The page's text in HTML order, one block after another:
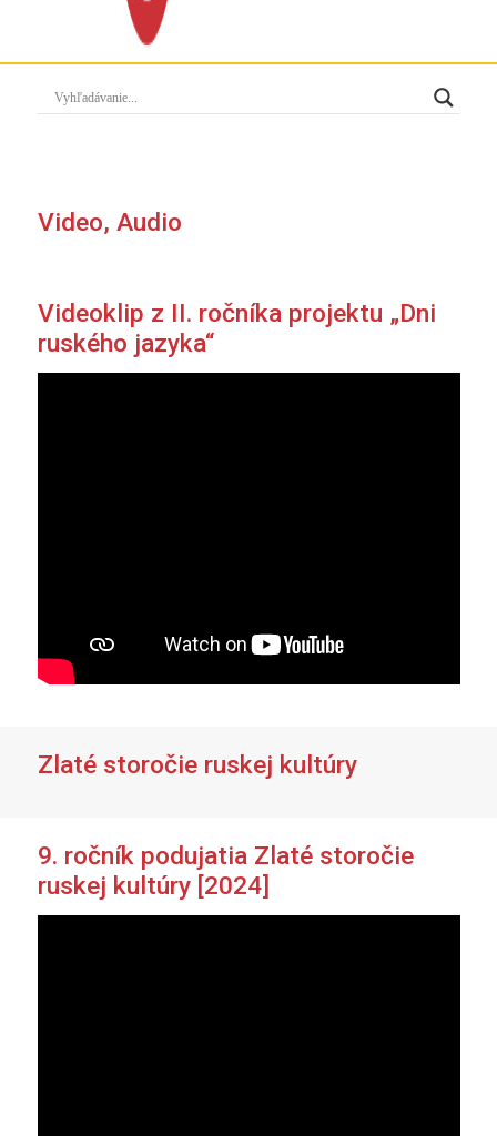
Video, Audio
Videoklip z II. ročníka projektu „Dni
ruského jazyka“
Zlaté storočie ruskej kultúry
9. ročník podujatia Zlaté storočie
ruskej kultúry [2024]